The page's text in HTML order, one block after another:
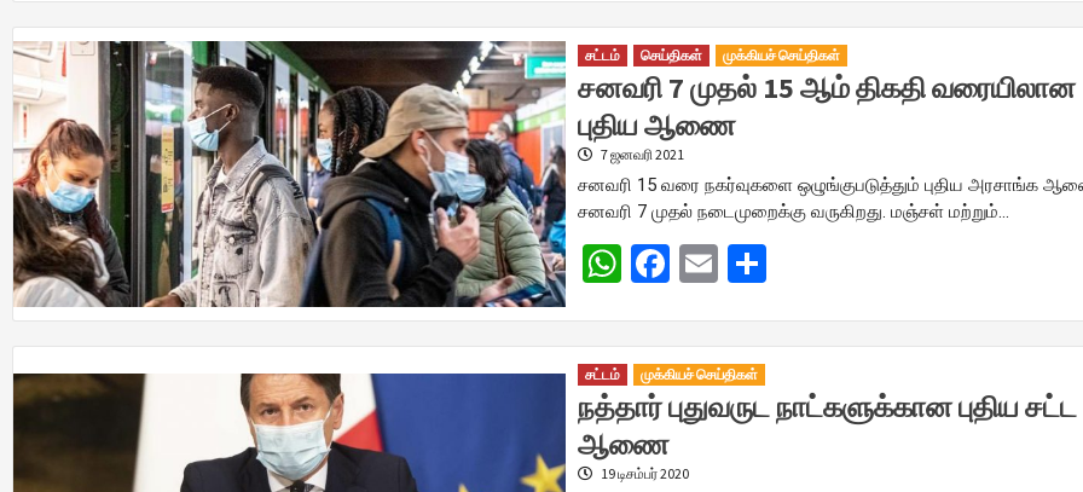
சட்டம் செய்திகள் முக்கியச் செய்திகள்
சனவரி 7 முதல் 15 ஆம் திகதி வரையிலான
புதிய ஆணை
7 ஜனவரி 2021
சனவரி 15 வரை நகர்வுகளை ஒழுங்குபடுத்தும் புதிய அரசாங்க
சனவரி 7 முதல் நடைமுறைக்கு வருகிறது. மஞ்சள் மற்றும்…
WhatsApp
Facebook
Email
சட்டம் முக்கியச் செய்திகள்
நத்தார் புதுவருட நாட்களுக்கான புதிய சட்ட
ஆணை
19 டிசம்பர் 2020